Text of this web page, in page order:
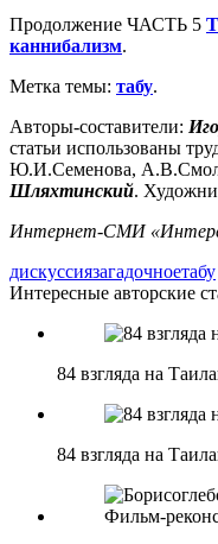
Продолжение ЧАСТЬ 5
каннибализм.
Метка темы: табу.
Авторы-составители:
статьи использованы
Ю.И.Семенова,
Шляхтинский.
Интернет-СМИ
дискуссиязагадочноетабу
Интересные авторские
84 взгляда на
84 взгляда на